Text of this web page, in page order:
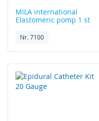
MILA international
Elastomeric pomp 1 st
Nr. 7100